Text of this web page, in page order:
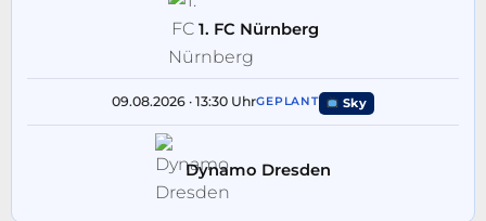
1. FC Nürnberg
09.08.2026 · 13:30 UhrGEPLANT Sky
Dynamo Dresden